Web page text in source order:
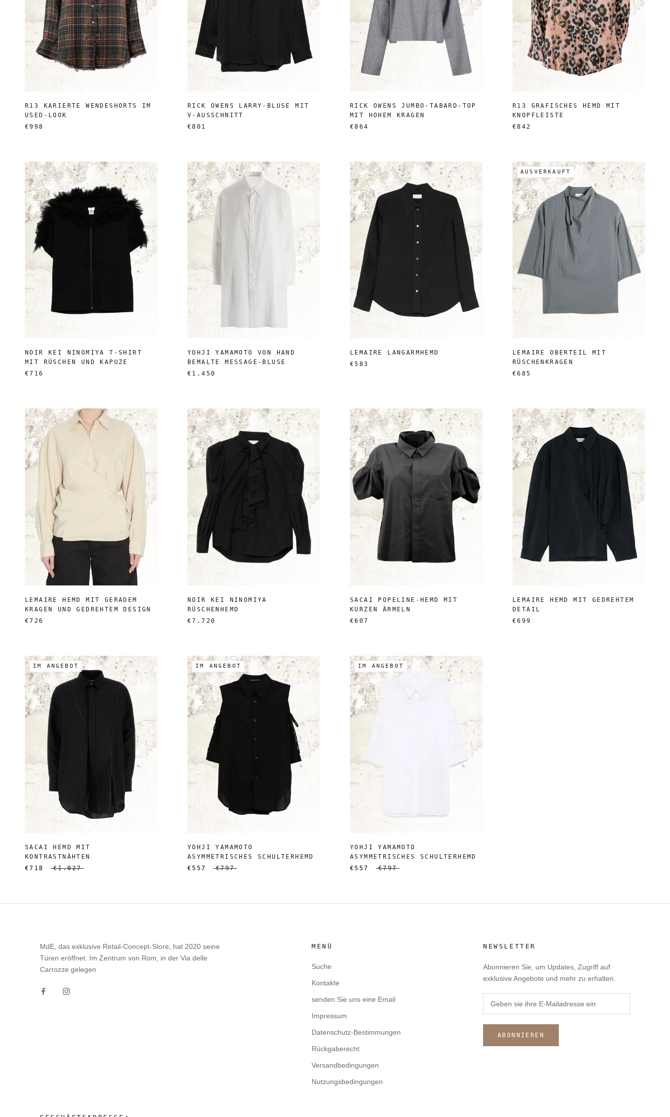
R13 KARIERTE WENDESHORTS IM
USED-LOOK
€998
RICK OWENS LARRY-BLUSE MIT
V-AUSSCHNITT
€801
RICK OWENS JUMBO-TABARD-TOP
MIT HOHEM KRAGEN
€864
R13 GRAFISCHES HEMD MIT
KNOPFLEISTE
€842
NOIR KEI NINOMIYA T-SHIRT
MIT RÜSCHEN UND KAPUZE
€716
YOHJI YAMAMOTO VON HAND
BEMALTE MESSAGE-BLUSE
€1.450
LEMAIRE LANGARMHEMD
€583
AUSVERKAUFT
LEMAIRE OBERTEIL MIT
RÜSCHENKRAGEN
€685
LEMAIRE HEMD MIT GERADEM
KRAGEN UND GEDREHTEM DESIGN
€726
NOIR KEI NINOMIYA
RÜSCHENHEMD
€7.720
SACAI POPELINE-HEMD MIT
KURZEN ÄRMELN
€607
LEMAIRE HEMD MIT GEDREHTEM
DETAIL
€699
IM ANGEBOT
SACAI HEMD MIT
KONTRASTNÄHTEN
€718
€1.027
IM ANGEBOT
YOHJI YAMAMOTO
ASYMMETRISCHES SCHULTERHEMD
€557
€797
IM ANGEBOT
YOHJI YAMAMOTO
ASYMMETRISCHES SCHULTERHEMD
€557
€797
MdE, das exklusive Retail-Concept-Store, hat 2020 seine
Türen eröffnet. Im Zentrum von Rom, in der Via delle
Carrozze gelegen
MENÜ
Suche
Kontakte
senden Sie uns eine Email
Impressum
Datenschutz-Bestimmungen
Rückgaberecht
Versandbedingungen
Nutzungsbedingungen
NEWSLETTER
Abonnieren Sie, um Updates, Zugriff auf
exklusive Angebote und mehr zu erhalten.
ABONNIEREN